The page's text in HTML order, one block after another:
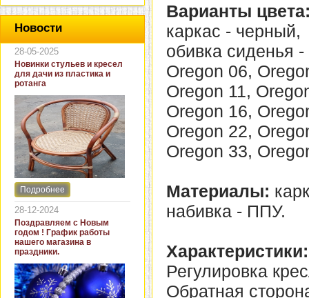
Новости
28-05-2025
Новинки стульев и кресел
для дачи из пластика и
ротанга
Интернет-магазин "Кровать
и диван" представляет
новинки стульев и кресел
для дачи. В ассортименте
представлены как
бюджетные модели из
пластика для дачи, так и
кресла для загородных
домов из натурального и
искусственного ротанга.
Подробнее
28-12-2024
Поздравляем с Новым
годом ! График работы
нашего магазина в
праздники.
Варианты
каркас - черный,
обивка сиденья
Oregon 06,
Oregon 11,
Oregon 16,
Oregon 22,
Oregon 33,
Материалы:
набивка - ППУ.
Характеристики:
Регулировка
Обратная